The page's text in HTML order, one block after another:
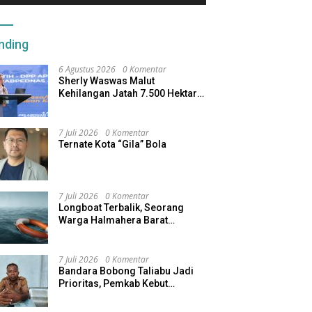
6 Agustus 2026 0 Komentar
Sherly Waswas Malut
Kehilangan Jatah 7.500 Hektare
7 Juli 2026 0 Komentar
Ternate Kota “Gila” Bola
7 Juli 2026 0 Komentar
Longboat Terbalik, Seorang
Warga Halmahera Barat
7 Juli 2026 0 Komentar
Bandara Bobong Taliabu Jadi
Prioritas, Pemkab Kebut